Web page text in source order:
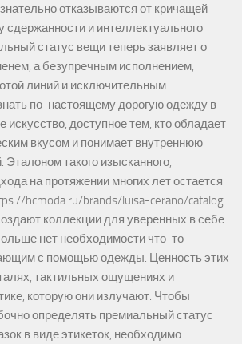
отказываются от кричащей
сдержанности и интеллектуального
статус вещи теперь заявляет о
а безупречным исполнением,
линий и исключительным
по-настоящему дорогую одежду в
доступное тем, кто обладает
вкусом и понимает внутреннюю
Эталоном такого изысканного,
на протяжении многих лет остается
hcmoda.ru/brands/luisa-cerano/catalog.
коллекции для уверенных в себе
нет необходимости что-то
с помощью одежды. Ценность этих
тактильных ощущениях и
которую они излучают. Чтобы
определять премиальный статус
в виде этикеток, необходимо